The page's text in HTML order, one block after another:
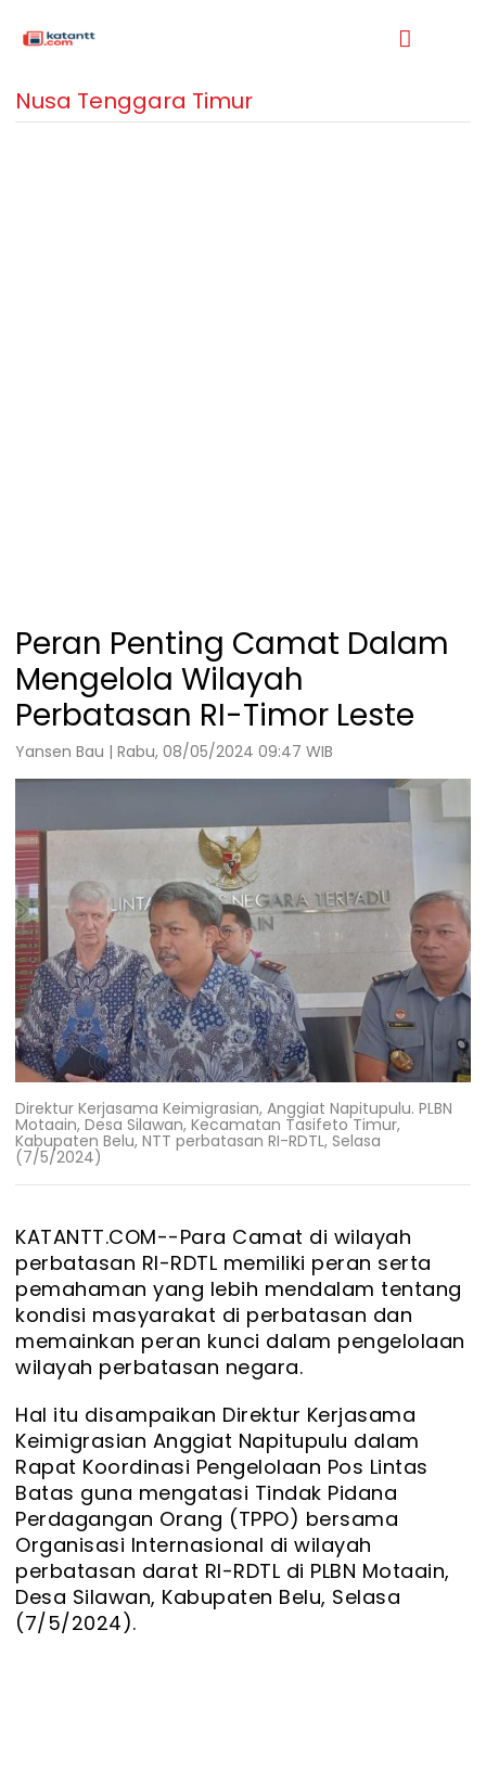
Nusa Tenggara Timur
Peran Penting Camat Dalam
Mengelola Wilayah
Perbatasan RI-Timor Leste
Yansen Bau | Rabu, 08/05/2024 09:47 WIB
Direktur Kerjasama Keimigrasian, Anggiat Napitupulu. PLBN
Motaain, Desa Silawan, Kecamatan Tasifeto Timur,
Kabupaten Belu, NTT perbatasan RI-RDTL, Selasa
(7/5/2024)
KATANTT.COM--Para Camat di wilayah
perbatasan RI-RDTL memiliki peran serta
pemahaman yang lebih mendalam tentang
kondisi masyarakat di perbatasan dan
memainkan peran kunci dalam pengelolaan
wilayah perbatasan negara.
Hal itu disampaikan Direktur Kerjasama
Keimigrasian Anggiat Napitupulu dalam
Rapat Koordinasi Pengelolaan Pos Lintas
Batas guna mengatasi Tindak Pidana
Perdagangan Orang (TPPO) bersama
Organisasi Internasional di wilayah
perbatasan darat RI-RDTL di PLBN Motaain,
Desa Silawan, Kabupaten Belu, Selasa
(7/5/2024).